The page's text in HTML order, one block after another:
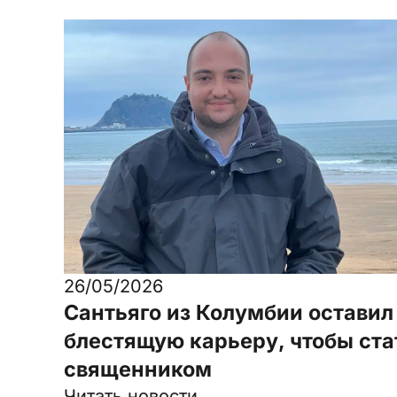
26/05/2026
Сантьяго из Колумбии оставил
блестящую карьеру, чтобы
священником